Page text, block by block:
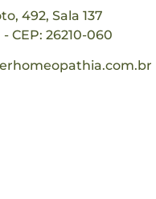
492, Sala 137
CEP: 26210-060